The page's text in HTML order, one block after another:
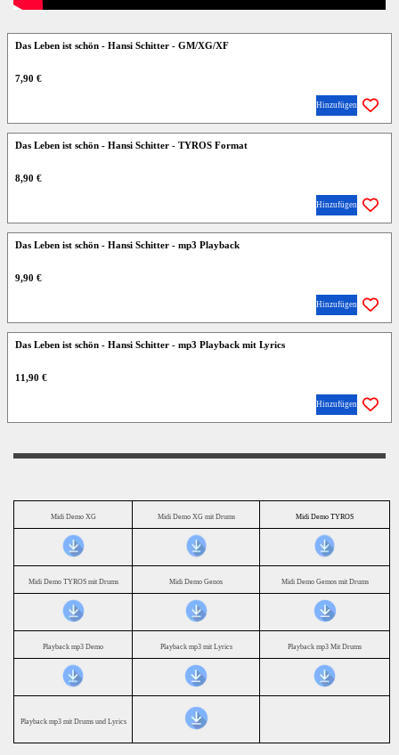
Das Leben ist schön - Hansi Schitter - GM/XG/XF
7,90 €
Hinzufügen
Das Leben ist schön - Hansi Schitter - TYROS Format
8,90 €
Hinzufügen
Das Leben ist schön - Hansi Schitter - mp3 Playback
9,90 €
Hinzufügen
Das Leben ist schön - Hansi Schitter - mp3 Playback mit Lyrics
11,90 €
Hinzufügen
Midi Demo XG Midi Demo XG mit Drums Midi Demo TYROS
Midi Demo TYROS mit Drums Midi Demo Genos Midi Demo Gemos mit Drums
Playback mp3 Demo Playback mp3 mit Lyrics Playback mp3 Mit Drums
Playback mp3 mit Drums und Lyrics